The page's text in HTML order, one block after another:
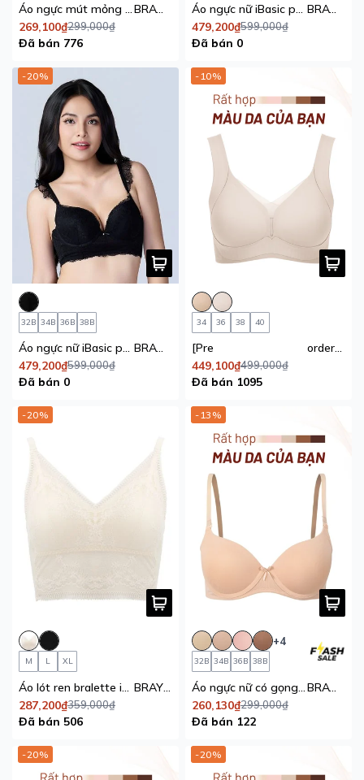
Áo ngực mút mỏng không gọng vải bamboo iBasic
BRAW175
269,100₫299,000₫
Đã bán 776
Áo ngực nữ iBasic phom T_Shirt có gọng mút mỏng full ren đỏ season of love
BRAW173
479,200₫599,000₫
Đã bán 0
-20%
32B 34B 36B 38B
Áo ngực nữ iBasic phom T_Shirt có gọng mút mỏng full ren đen season of love
BRAW173
479,200₫599,000₫
Đã bán 0
-10%
34 36 38 40
[Pre
order] Áo ngực su mút mỏng iBasic che mỡ lưng, tàng hình không đường may phối lưới
449,100₫499,000₫
Đã bán 1095
-20%
M L XL
Áo lót ren bralette iBasic phom cami mút mỏng
BRAY118
287,200₫359,000₫
Đã bán 506
-13%
+4
32B 34B 36B 38B
Áo ngực nữ có gọng iBasic mút vừa mặc áo dài Tshirt Smoothies
BRAW130
260,130₫299,000₫
Đã bán 122
-20% -20%